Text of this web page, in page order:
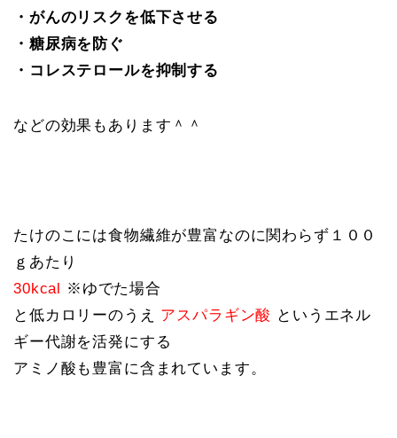
・がんのリスクを低下させる
・糖尿病を防ぐ
・コレステロールを抑制する
などの効果もあります＾＾
たけのこには食物繊維が豊富なのに関わらず１００
ｇあたり
30kcal ※ゆでた場合
と低カロリーのうえ
アスパラギン酸 というエネル
ギー代謝を活発にする
アミノ酸も豊富に含まれています。